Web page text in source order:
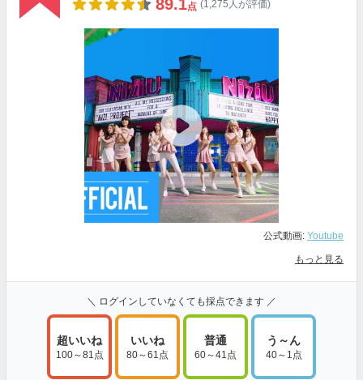
89.1点 (1,275人が評価)
公式動画: Youtube
もっと見る
＼ ログインしていなくても採点できます ／
超いいね
100～81点
いいね
80～61点
普通
60～41点
う～ん
40～1点